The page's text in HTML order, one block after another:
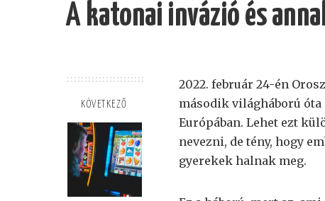
A katonai invázió és
KÖVETKEZŐ
2022. február 24-én
második világháború
Európában. Lehet ezt
nevezni, de tény, hogy
gyerekek halnak meg.